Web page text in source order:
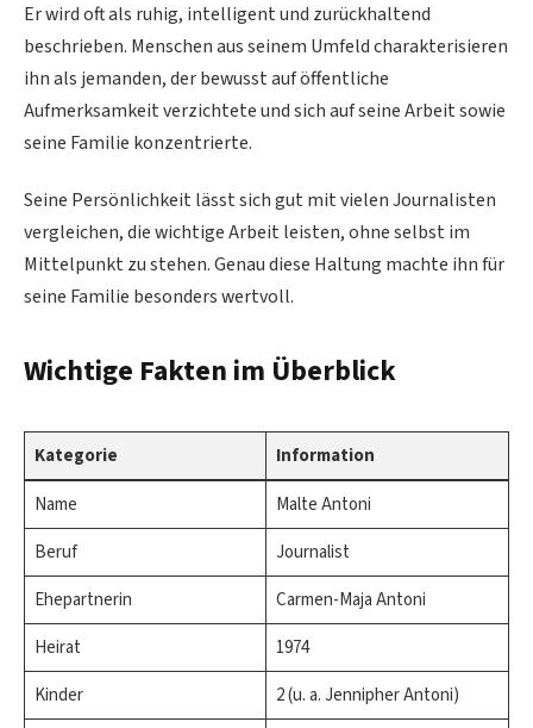
Er wird oft als ruhig, intelligent und zurückhaltend
beschrieben. Menschen aus seinem Umfeld charakterisieren
ihn als jemanden, der bewusst auf öffentliche
Aufmerksamkeit verzichtete und sich auf seine Arbeit sowie
seine Familie konzentrierte.
Seine Persönlichkeit lässt sich gut mit vielen Journalisten
vergleichen, die wichtige Arbeit leisten, ohne selbst im
Mittelpunkt zu stehen. Genau diese Haltung machte ihn für
seine Familie besonders wertvoll.
Wichtige Fakten im Überblick
Kategorie
Information
Name
Malte Antoni
Beruf
Journalist
Ehepartnerin
Carmen-Maja Antoni
Heirat
1974
Kinder
2 (u. a. Jennipher Antoni)